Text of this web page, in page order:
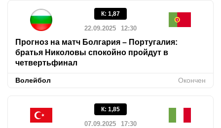
К: 1,87
22.09.2025 12:30
Прогноз на матч Болгария – Португалия:
братья Николовы спокойно пройдут в
четвертьфинал
Волейбол Окончен
К: 1,85
07.09.2025 17:30